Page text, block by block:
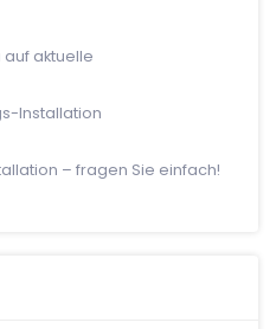
aktuelle
Installation
– fragen Sie einfach!